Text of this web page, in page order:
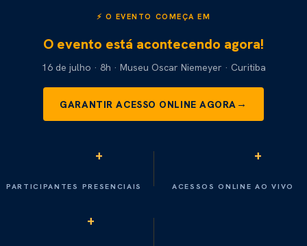
⚡ O EVENTO COMEÇA EM
O evento está acontecendo agora!
16 de julho · 8h · Museu Oscar Niemeyer · Curitiba
GARANTIR ACESSO ONLINE AGORA →
+
PARTICIPANTES PRESENCIAIS
+
ACESSOS ONLINE AO VIVO
+